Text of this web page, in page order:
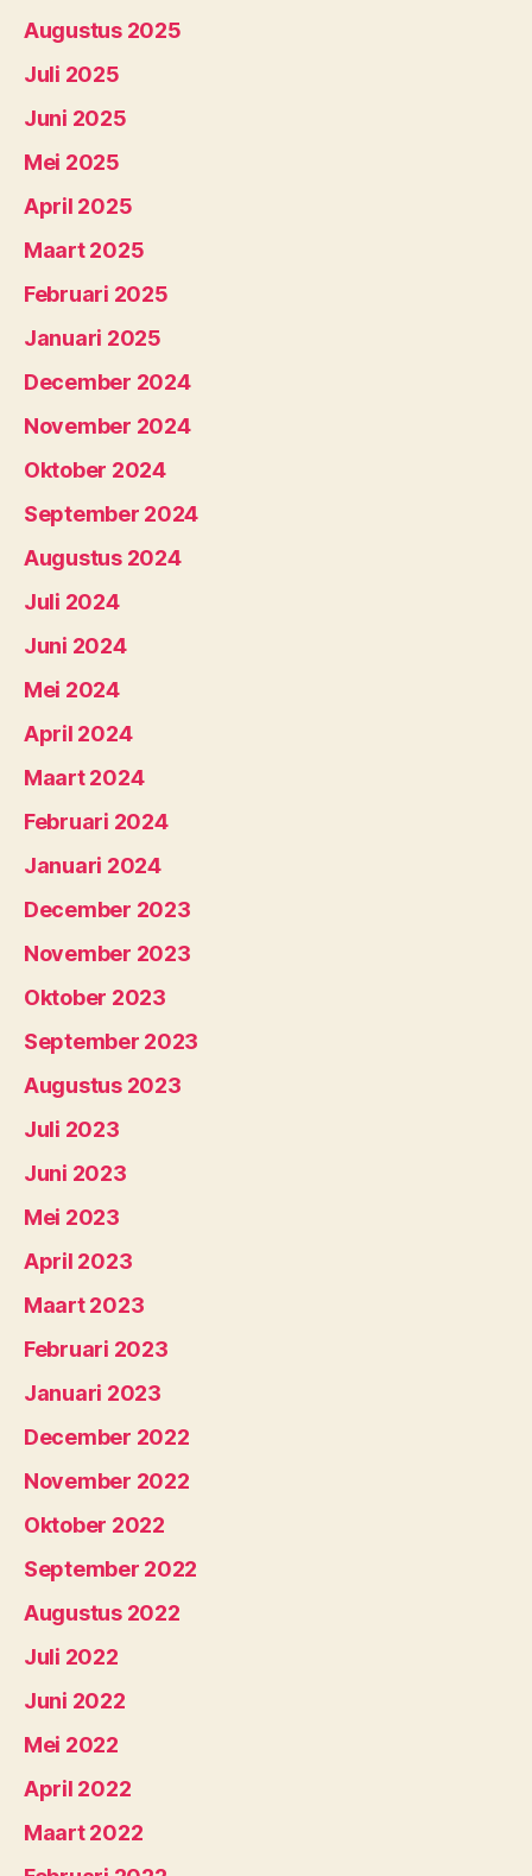
Augustus 2025
Juli 2025
Juni 2025
Mei 2025
April 2025
Maart 2025
Februari 2025
Januari 2025
December 2024
November 2024
Oktober 2024
September 2024
Augustus 2024
Juli 2024
Juni 2024
Mei 2024
April 2024
Maart 2024
Februari 2024
Januari 2024
December 2023
November 2023
Oktober 2023
September 2023
Augustus 2023
Juli 2023
Juni 2023
Mei 2023
April 2023
Maart 2023
Februari 2023
Januari 2023
December 2022
November 2022
Oktober 2022
September 2022
Augustus 2022
Juli 2022
Juni 2022
Mei 2022
April 2022
Maart 2022